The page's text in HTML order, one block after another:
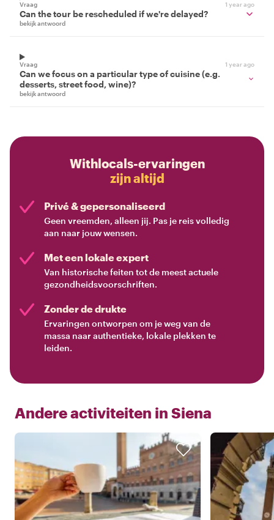
Vraag 1 year ago
Can the tour be rescheduled if we're delayed?
bekijk antwoord
Vraag 1 year ago
Can we focus on a particular type of cuisine (e.g.
desserts, street food, wine)?
bekijk antwoord
Withlocals-ervaringen
zijn altijd
Privé & gepersonaliseerd
Geen vreemden, alleen jij. Pas je reis volledig
aan naar jouw wensen.
Met een lokale expert
Van historische feiten tot de meest actuele
gezondheidsvoorschriften.
Zonder de drukte
Ervaringen ontworpen om je weg van de
massa naar authentieke, lokale plekken te
leiden.
Andere activiteiten in Siena